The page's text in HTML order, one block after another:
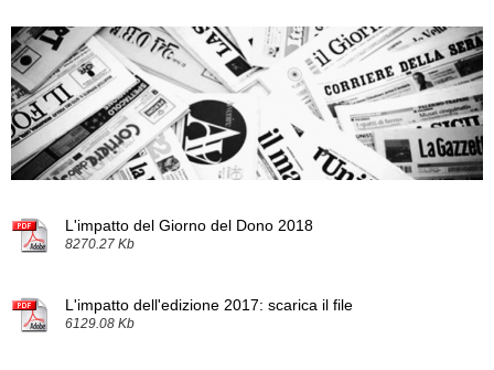
L'impatto del Giorno del Dono 2018
8270.27 Kb
L'impatto dell'edizione 2017: scarica il file
6129.08 Kb